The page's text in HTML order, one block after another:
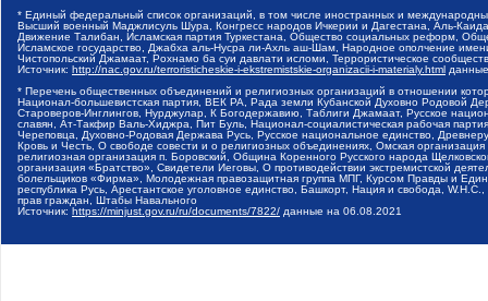
* Единый федеральный список организаций, в том числе иностранных и
Высший военный Маджлисуль Шура, Конгресс народов Ичкерии и Дагестана, Аль-
Движение Талибан, Исламская партия Туркестана, Общество социальных реформ,
Исламское государство, Джабха аль-Нусра ли-Ахль аш-Шам, Народное ополчение
Чистопольский Джамаат, Рохнамо ба суи давлати исломи, Террористическое
Источник: http://nac.gov.ru/terroristicheskie-i-ekstremistskie-organizacii-i-materialy.html
* Перечень общественных объединений и религиозных организаций в отношении
Национал-большевистская партия, ВЕК РА, Рада земли Кубанской Духовно Родовой
Староверов-Инглингов, Нурджулар, К Богодержавию, Таблиги Джамаат, Русское
славян, Ат-Такфир Валь-Хиджра, Пит Буль, Национал-социалистическая рабочая
Череповца, Духовно-Родовая Держава Русь, Русское национальное единство,
Кровь и Честь, О свободе совести и о религиозных объединениях, Омская
религиозная организация п. Боровский, Община Коренного Русского народа
организация «Братство», Свидетели Иеговы, О противодействии экстремистской
болельщиков «Фирма», Молодежная правозащитная группа МПГ, Курсом Правды и
республика Русь, Арестантское уголовное единство, Башкорт, Нация и свобода,
прав граждан, Штабы Навального
Источник: https://minjust.gov.ru/ru/documents/7822/ данные на 06.08.2021